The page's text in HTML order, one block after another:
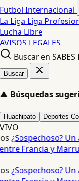
Futbol Internacional
La Liga Liga
Lucha Libre
AVISOS LEGALES
Buscar en
Buscar
▲ Búsquedas
Huachipato Deportes
VIVO
¿Sospechoso?
Francia y
¿Sospechoso?